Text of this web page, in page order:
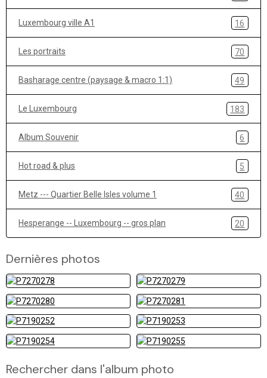
Luxembourg ville A1 16
Les portraits 70
Basharage centre (paysage & macro 1:1) 49
Le Luxembourg 183
Album Souvenir 6
Hot road & plus 5
Metz --- Quartier Belle Isles volume 1 40
Hesperange -- Luxembourg -- gros plan 20
Dernières photos
Rechercher dans l'album photo